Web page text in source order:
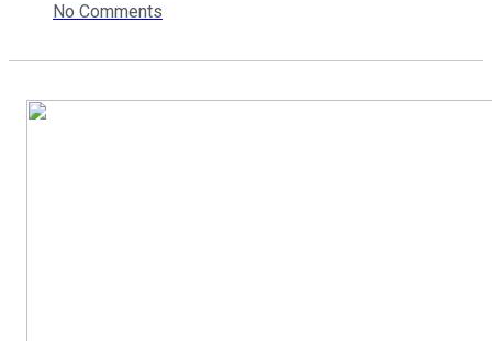
No Comments